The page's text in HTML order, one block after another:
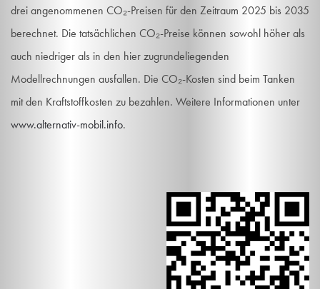
drei angenommenen CO₂-Preisen für den Zeitraum 2025 bis 2035
berechnet. Die tatsächlichen CO₂-Preise können sowohl höher als
auch niedriger als in den hier zugrundeliegenden
Modellrechnungen ausfallen. Die CO₂-Kosten sind beim Tanken
mit den Kraftstoffkosten zu bezahlen. Weitere Informationen unter
www.alternativ-mobil.info.